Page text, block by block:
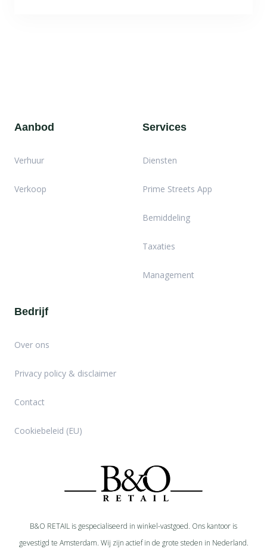
B&O RETAIL is gespecialiseerd in winkel-vastgoed. Ons kantoor is
gevestigd te Amsterdam. Wij zijn actief in de grote steden in Nederland.
Aanbod
Verhuur
Verkoop
Services
Diensten
Prime Streets App
Bemiddeling
Taxaties
Management
Bedrijf
Over ons
Privacy policy & disclaimer
Contact
Cookiebeleid (EU)